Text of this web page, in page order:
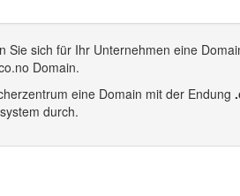
Sie sich für Ihr Unternehmen eine
Domain.
eine Domain mit der Endung
durch.